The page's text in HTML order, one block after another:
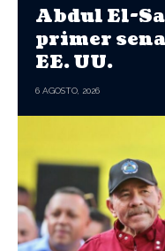
Abdul El-
primer
EE. UU.
6 AGOSTO, 2026